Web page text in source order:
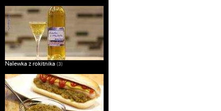
Nalewka z rokitnika (3)